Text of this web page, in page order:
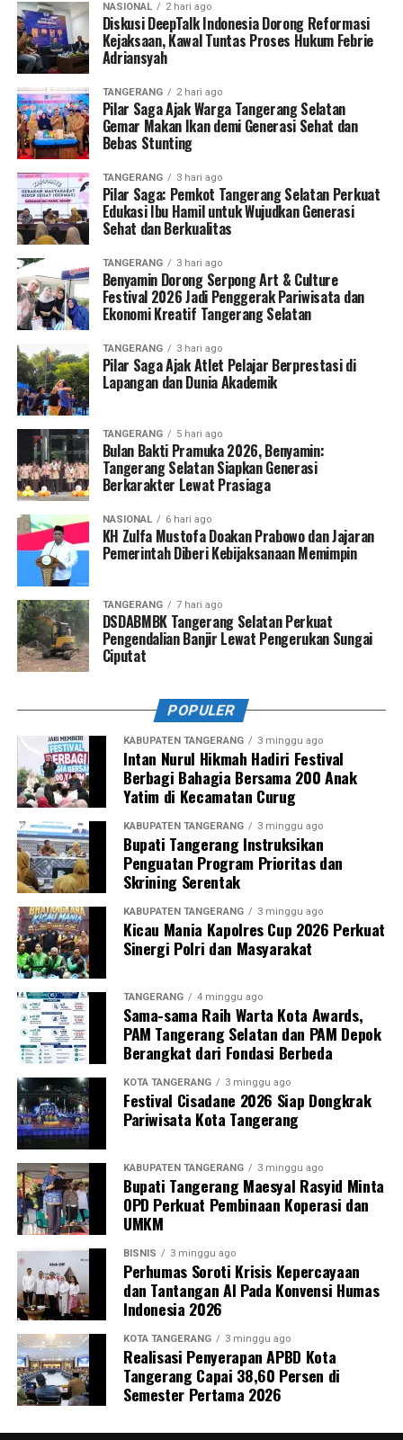
NASIONAL 2 hari ago
Diskusi DeepTalk Indonesia Dorong Reformasi
Kejaksaan, Kawal Tuntas Proses Hukum Febrie
Adriansyah
TANGERANG 2 hari ago
Pilar Saga Ajak Warga Tangerang Selatan
Gemar Makan Ikan demi Generasi Sehat dan
Bebas Stunting
TANGERANG 3 hari ago
Pilar Saga: Pemkot Tangerang Selatan Perkuat
Edukasi Ibu Hamil untuk Wujudkan Generasi
Sehat dan Berkualitas
TANGERANG 3 hari ago
Benyamin Dorong Serpong Art & Culture
Festival 2026 Jadi Penggerak Pariwisata dan
Ekonomi Kreatif Tangerang Selatan
TANGERANG 3 hari ago
Pilar Saga Ajak Atlet Pelajar Berprestasi di
Lapangan dan Dunia Akademik
TANGERANG 5 hari ago
Bulan Bakti Pramuka 2026, Benyamin:
Tangerang Selatan Siapkan Generasi
Berkarakter Lewat Prasiaga
NASIONAL 6 hari ago
KH Zulfa Mustofa Doakan Prabowo dan Jajaran
Pemerintah Diberi Kebijaksanaan Memimpin
TANGERANG 7 hari ago
DSDABMBK Tangerang Selatan Perkuat
Pengendalian Banjir Lewat Pengerukan Sungai
Ciputat
POPULER
KABUPATEN TANGERANG 3 minggu ago
Intan Nurul Hikmah Hadiri Festival
Berbagi Bahagia Bersama 200 Anak
Yatim di Kecamatan Curug
KABUPATEN TANGERANG 3 minggu ago
Bupati Tangerang Instruksikan
Penguatan Program Prioritas dan
Skrining Serentak
KABUPATEN TANGERANG 3 minggu ago
Kicau Mania Kapolres Cup 2026 Perkuat
Sinergi Polri dan Masyarakat
TANGERANG 4 minggu ago
Sama-sama Raih Warta Kota Awards,
PAM Tangerang Selatan dan PAM Depok
Berangkat dari Fondasi Berbeda
KOTA TANGERANG 3 minggu ago
Festival Cisadane 2026 Siap Dongkrak
Pariwisata Kota Tangerang
KABUPATEN TANGERANG 3 minggu ago
Bupati Tangerang Maesyal Rasyid Minta
OPD Perkuat Pembinaan Koperasi dan
UMKM
BISNIS 3 minggu ago
Perhumas Soroti Krisis Kepercayaan
dan Tantangan AI Pada Konvensi Humas
Indonesia 2026
KOTA TANGERANG 3 minggu ago
Realisasi Penyerapan APBD Kota
Tangerang Capai 38,60 Persen di
Semester Pertama 2026